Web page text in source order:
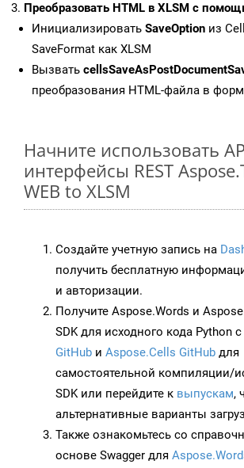
Преобразовать HTML в XLSM с
Инициализировать SaveOption из
SaveFormat как XLSM
Вызвать
преобразования HTML-файла в
Начните использовать
интерфейсы REST
WEB to XLSM
Создайте учетную запись на
получить бесплатную
и авторизации.
Получите Aspose.Words и
SDK для исходного кода Python с
GitHub и Aspose.Cells GitHub для
самостоятельной компиляции/
SDK или перейдите к выпускам,
альтернативные варианты
Также ознакомьтесь со
основе Swagger для